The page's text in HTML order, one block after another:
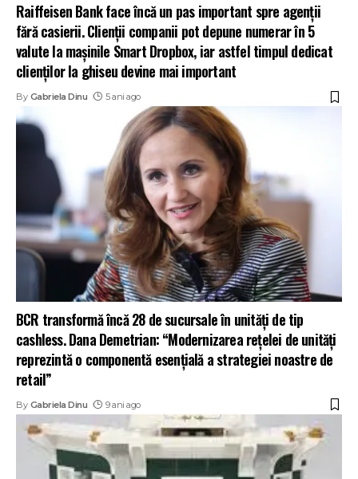
Raiffeisen Bank face încă un pas important spre agenții
fără casierii. Clienții companii pot depune numerar în 5
valute la mașinile Smart Dropbox, iar astfel timpul dedicat
clienților la ghiseu devine mai important
By Gabriela Dinu 5 ani ago
BCR transformă încă 28 de sucursale în unități de tip
cashless. Dana Demetrian: “Modernizarea rețelei de unități
reprezintă o componentă esențială a strategiei noastre de
retail”
By Gabriela Dinu 9 ani ago